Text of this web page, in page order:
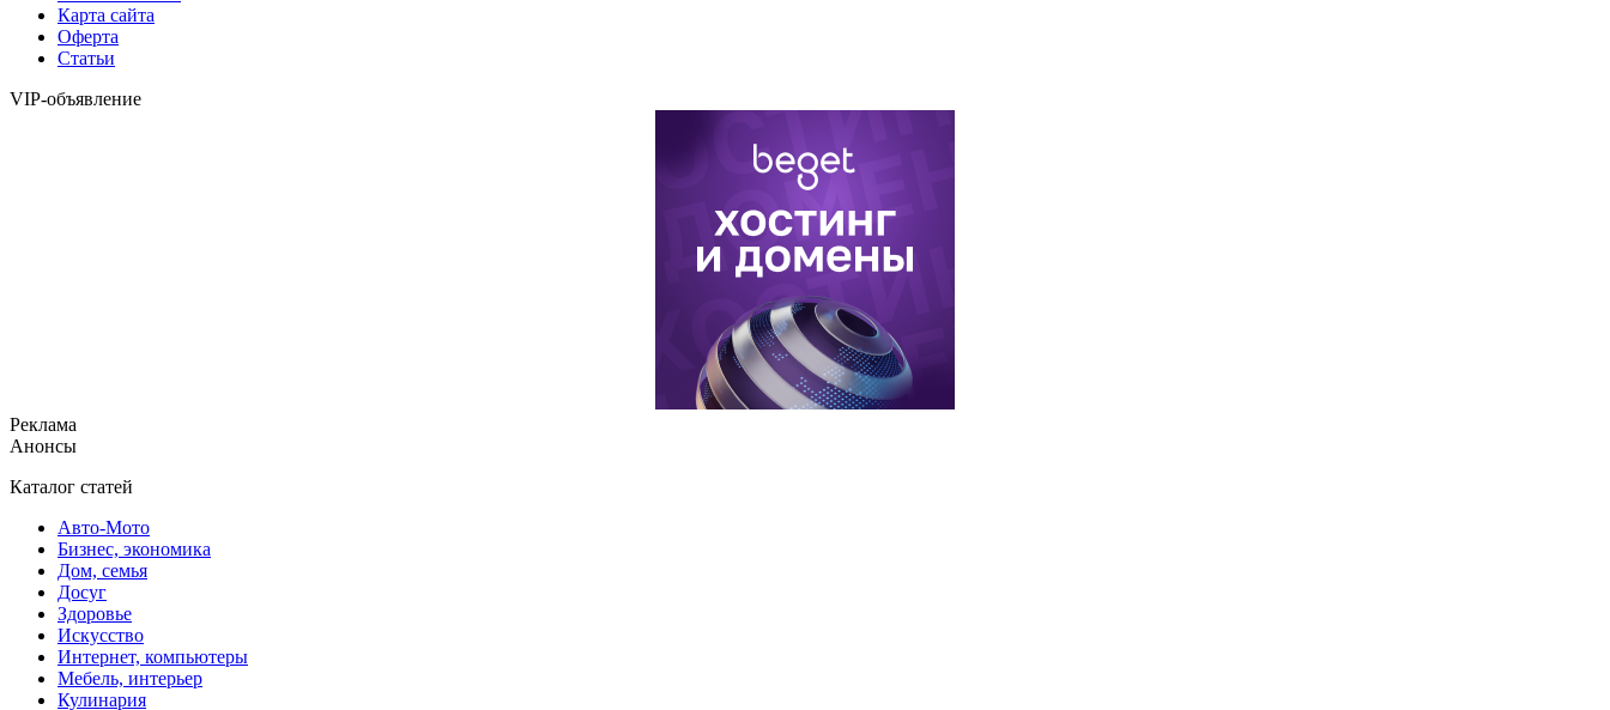
Карта сайта
Оферта
Статьи
VIP-объявление
Реклама
Анонсы
Каталог статей
Авто-Мото
Бизнес, экономика
Дом, семья
Досуг
Здоровье
Искусство
Интернет, компьютеры
Мебель, интерьер
Кулинария